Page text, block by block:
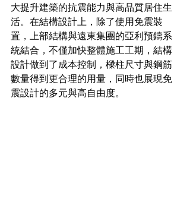
大提升建築的抗震能力與高品質居住生
活。在結構設計上，除了使用免震裝
置，上部結構與遠東集團的亞利預鑄系
統結合，不僅加快整體施工工期，結構
設計做到了成本控制，樑柱尺寸與鋼筋
數量得到更合理的用量，同時也展現免
震設計的多元與高自由度。